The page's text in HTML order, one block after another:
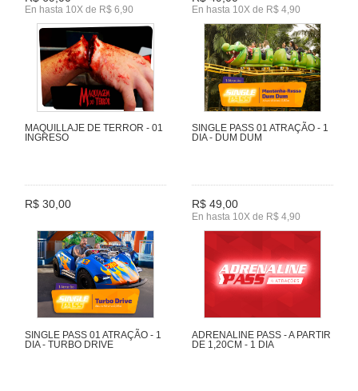
En hasta 10X de R$ 6,90 En hasta 10X de R$ 4,90
MAQUILLAJE DE TERROR - 01
INGRESO
R$ 30,00
SINGLE PASS 01 ATRAÇÃO - 1
DIA - DUM DUM
R$ 49,00
En hasta 10X de R$ 4,90
SINGLE PASS 01 ATRAÇÃO - 1
DIA - TURBO DRIVE
ADRENALINE PASS - A PARTIR
DE 1,20CM - 1 DIA